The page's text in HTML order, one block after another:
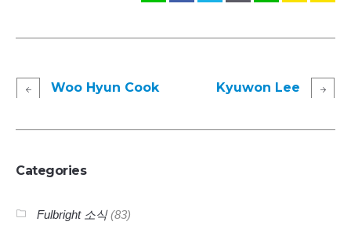
Woo Hyun Cook Kyuwon Lee
Categories
Fulbright 소식(83)